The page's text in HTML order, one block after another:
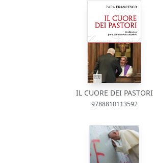
IL CUORE DEI PASTORI
9788810113592